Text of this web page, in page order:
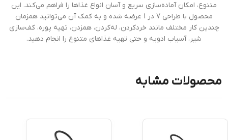
متنوع، امکان آماده‌سازی سریع و آسان انواع غذاها را فراهم می‌کند. این
محصول با طراحی 7 در 1 عرضه شده و به کمک آن می‌توانید همزمان
چندین کار مختلف مانند خردکردن، له‌کردن، همزدن، تهیه پوره، کف‌سازی
شیر، آسیاب ادویه و حتی تهیه غذاهای متنوع را انجام دهید.
محصولات مشابه